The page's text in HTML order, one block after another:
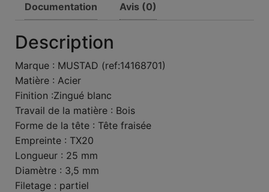
Documentation Avis (0)
Description
Marque : MUSTAD (ref:14168701)
Matière : Acier
Finition :Zingué blanc
Travail de la matière : Bois
Forme de la tête : Tête fraisée
Empreinte : TX20
Longueur : 25 mm
Diamètre : 3,5 mm
Filetage : partiel